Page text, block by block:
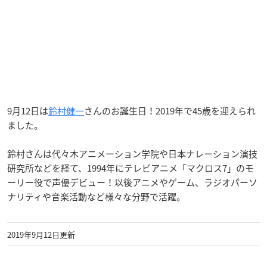
9月12日は鈴村健一さんのお誕生日！2019年で45歳を迎えられ
ました。
鈴村さんは代々木アニメーション学院や日本ナレーション演技
研究所などを経て、1994年にテレビアニメ「マクロス7」のモ
ーリー役で声優デビュー！以後アニメやゲーム、ラジオパーソ
ナリティや音楽活動など様々な分野で活躍。
2019年9月12日更新